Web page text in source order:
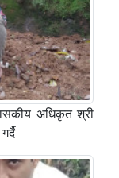
अधिकृत श्री